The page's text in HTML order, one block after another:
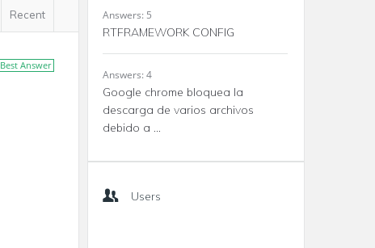
Recent
Best Answer
Answers: 5
RTFRAMEWORK CONFIG
Answers: 4
Google chrome bloquea la
descarga de varios archivos
debido a ...
Users